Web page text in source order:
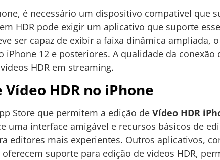
é necessário um dispositivo compatível que
HDR pode exigir um aplicativo que suporte
ser capaz de exibir a faixa dinâmica ampliada,
12 e posteriores. A qualidade da conexão
HDR em streaming.
HDR no iPhone
Store que permitem a edição de Vídeo HDR
uma interface amigável e recursos básicos de
editores mais experientes. Outros aplicativos,
suporte para edição de vídeos HDR,